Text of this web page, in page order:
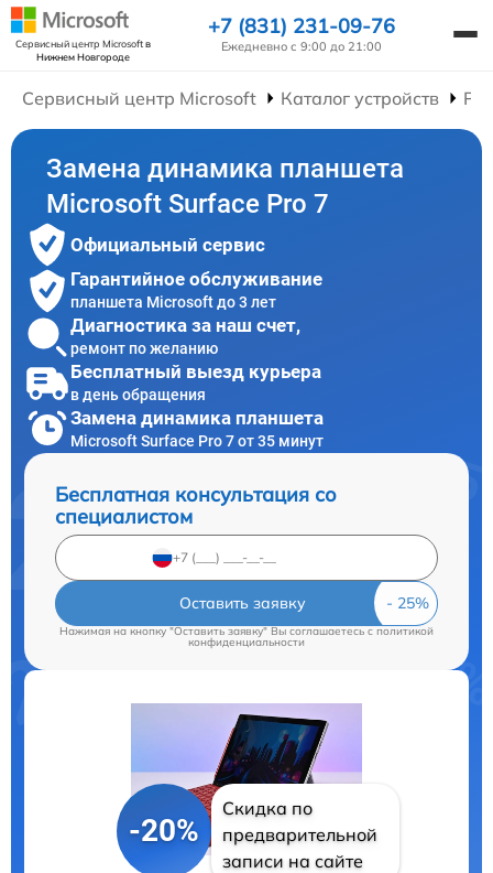
Сервисный центр Microsoftв
Нижнем Новгороде
+7 (831) 231-09-76
Ежедневно с 9:00 до 21:00
Сервисный центр Microsoft Каталог устройств
Замена динамика планшета
Microsoft Surface Pro 7
Официальный сервис
Гарантийное обслуживание
планшета Microsoft до 3 лет
Диагностика за наш счет,
ремонт по желанию
Бесплатный выезд курьера
в день обращения
Замена динамика планшета
Microsoft Surface Pro 7 от 35 минут
Бесплатная консультация со
специалистом
Оставить заявку
Нажимая на кнопку "Оставить заявку" Вы соглашаетесь cполитикой
конфиденциальности
-20%
Скидка по
предварительной
записи на сайте